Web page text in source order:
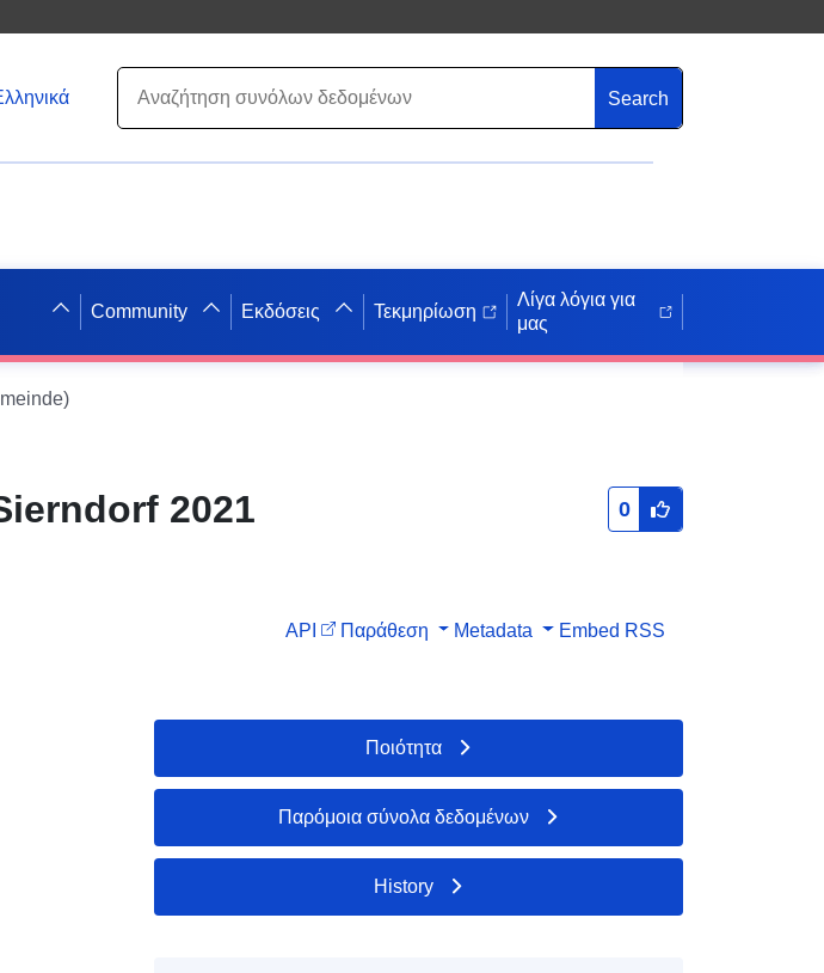
Search
Community Εκδόσεις Τεκμηρίωση
Λίγα λόγια για
μας
2021
0
API Παράθεση Metadata Embed RSS
Ποιότητα
Παρόμοια σύνολα δεδομένων
History